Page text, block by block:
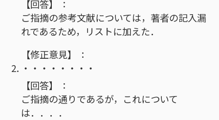
【回答】
ご指摘の参考文献については，著者の記入漏
れであるため，リストに加えた．
【修正意見】
・・・・・・・・
【回答】
ご指摘の通りであるが，これについて
は．．．．